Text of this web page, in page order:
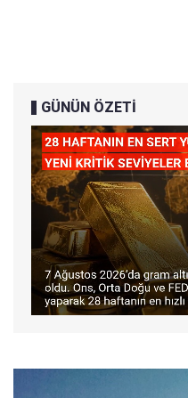
GÜNÜN ÖZETİ